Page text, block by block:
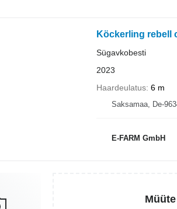
Köckerling rebell
Sügavkobesti
2023
Haardeulatus 6 m
Saksamaa, De-
E-FARM GmbH